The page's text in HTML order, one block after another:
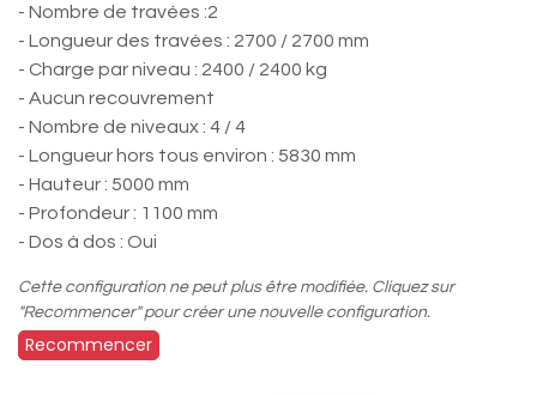
- Nombre de travées :2
- Longueur des travées : 2700 / 2700 mm
- Charge par niveau : 2400 / 2400 kg
- Aucun recouvrement
- Nombre de niveaux : 4 / 4
- Longueur hors tous environ : 5830 mm
- Hauteur : 5000 mm
- Profondeur : 1100 mm
- Dos à dos : Oui
Cette configuration ne peut plus être modifiée. Cliquez sur
"Recommencer" pour créer une nouvelle configuration.
Recommencer